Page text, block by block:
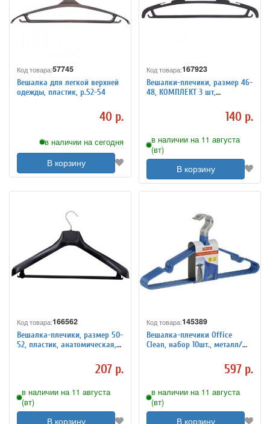
Код товара:57745
Вешалка для легкой верхней
одежды, пластик, р.52-54
40 р.
в наличии на сегодня
В корзину
Код товара:167923
Вешалки-плечики, размер 46-
48, КОМПЛЕКТ 3 шт,
черные, ЛЮБАША, 60554140 р.
в наличии на 11 августа
(вт)
В корзину
Код товара:166562
Вешалка-плечики, размер 50-
52, пластик, анатомическая,
бретелей, черный, С041207 р.
в наличии на 11 августа
(вт)
В корзину
Код товара:145389
Вешалка-плечики Office
Clean, набор 10шт., металл/
597 р.
в наличии на 11 августа
(вт)
В корзину